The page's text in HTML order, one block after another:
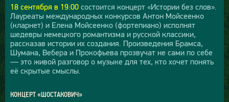
18 сентября в 19:00 состоится концерт «Истории без слов».
Лауреаты международных конкурсов Антон Мойсеенко
(кларнет) и Елена Мойсеенко (фортепиано) исполнят
шедевры немецкого романтизма и русской классики,
рассказав истории их создания. Произведения Брамса,
Шумана, Вебера и Прокофьева прозвучат не сами по себе
— это живой разговор о музыке для тех, кто хочет понять
её скрытые смыслы.
КОНЦЕРТ «ШОСТАКОВИЧ»